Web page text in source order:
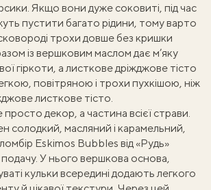
Якщо вони дуже соковиті, під час
пустити багато рідини, тому варто
трохи довше без кришки
із вершковим маслом дає м’яку
гіркоти, а листкове дріжджове тісто
повітряною і трохи пухкішою, ніж
листкове тісто.
декор, а частина всієї страви.
солодкий, масляний і карамельний,
Eskimos Bubbles від «Рудь»
подачу. У нього вершкова основа,
кульки всередині додають легкого